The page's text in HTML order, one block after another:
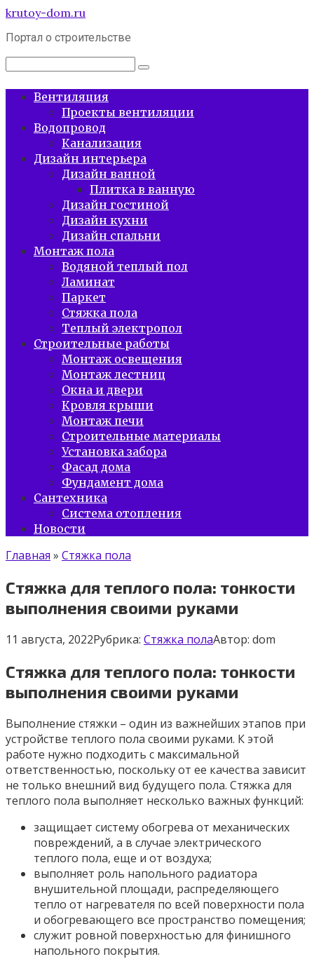
Перейти
контенту
krutoy-dom.ru
Портал о строительстве
Поиск:
Вентиляция
Проекты вентиляции
Водопровод
Канализация
Дизайн интерьера
Дизайн ванной
Плитка в ванную
Дизайн гостиной
Дизайн кухни
Дизайн спальни
Монтаж пола
Водяной теплый пол
Ламинат
Паркет
Стяжка пола
Теплый электропол
Строительные работы
Монтаж освещения
Монтаж лестниц
Окна и двери
Кровля крыши
Монтаж печи
Строительные материалы
Установка забора
Фасад дома
Фундамент дома
Сантехника
Система отопления
Новости
Главная » Стяжка пола
Стяжка для теплого пола: тонкости
выполнения своими руками
11 августа, 2022Рубрика: Стяжка полаАвтор: dom
Стяжка для теплого пола: тонкости
выполнения своими руками
Выполнение стяжки – один из важнейших этапов при
устройстве теплого пола своими руками. К этой
работе нужно подходить с максимальной
ответственностью, поскольку от ее качества зависит
не только внешний вид будущего пола. Стяжка для
теплого пола выполняет несколько важных функций:
защищает систему обогрева от механических
повреждений, а в случае электрического
теплого пола, еще и от воздуха;
выполняет роль напольного радиатора
внушительной площади, распределяющего
тепло от нагревателя по всей поверхности пола
и обогревающего все пространство помещения;
служит ровной поверхностью для финишного
напольного покрытия.